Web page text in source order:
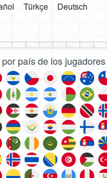
Türkçe
Deutsch
país de los jugadores